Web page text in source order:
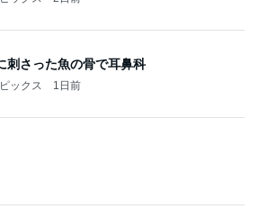
刺さった魚の骨で耳鼻科
ックス 1日前